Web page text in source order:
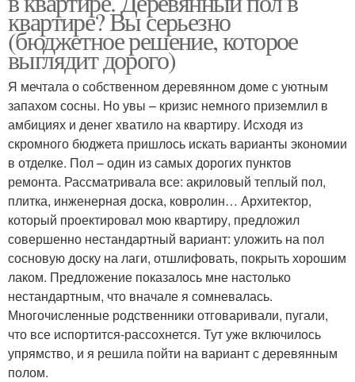
квартире? Вы серьезно
(бюджетное решение, которое
выглядит дорого)
Я мечтала о собственном деревянном доме с уютным
запахом сосны. Но увы – кризис немного приземлил в
амбициях и денег хватило на квартиру. Исходя из
скромного бюджета пришлось искать варианты экономии
в отделке. Пол – один из самых дорогих пунктов
ремонта. Рассматривала все: акриловый теплый пол,
плитка, инженерная доска, ковролин… Архитектор,
который проектировал мою квартиру, предложил
совершенно нестандартный вариант: уложить на пол
сосновую доску на лаги, отшлифовать, покрыть хорошим
лаком. Предложение показалось мне настолько
нестандартным, что вначале я сомневалась.
Многочисленные родственники отговаривали, пугали,
что все испортится-рассохнется. Тут уже включилось
упрямство, и я решила пойти на вариант с деревянным
полом.